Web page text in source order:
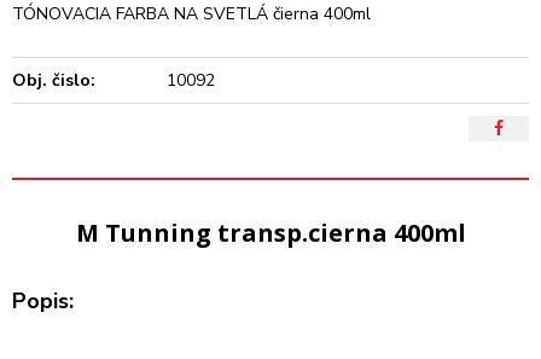
TÓNOVACIA FARBA NA SVETLÁ čierna 400ml
Obj. čislo: 10092
M Tunning transp.cierna 400ml
Popis: